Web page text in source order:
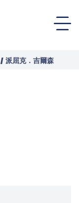
屈克．吉爾森